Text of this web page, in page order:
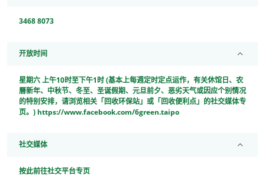
3468 8073
开放时间
星期六 上午10时至下午1时 (基本上每週定时定点运作，有关休馆日、农
曆新年、中秋节、冬至、圣诞假期、元旦前夕、恶劣天气或因应个别情况
的特别安排，请浏览相关「回收环保站」或「回收便利点」的社交媒体专
页。) https://www.facebook.com/6green.taipo
社交媒体
按此前往社交平台专页